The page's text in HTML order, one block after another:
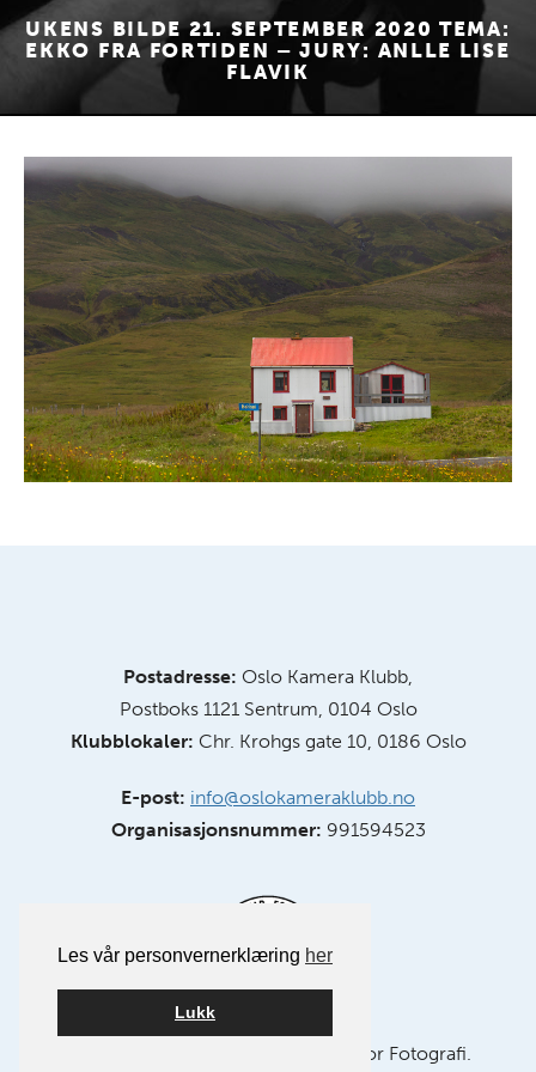
Les vår personvernerklæring her
Lukk
UKENS BILDE 21. SEPTEMBER 2020 TEMA:
EKKO FRA FORTIDEN – JURY: ANLLE LISE
FLAVIK
Postadresse: Oslo Kamera Klubb,
Postboks 1121 Sentrum, 0104 Oslo
Klubblokaler: Chr. Krohgs gate 10, 0186 Oslo
E-post: info@oslokameraklubb.no
Organisasjonsnummer: 991594523
Medlem av NSFF – Norsk Selskap for Fotografi.